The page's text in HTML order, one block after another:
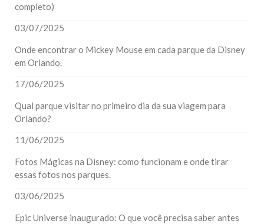
completo)
03/07/2025
Onde encontrar o Mickey Mouse em cada parque da Disney
em Orlando.
17/06/2025
Qual parque visitar no primeiro dia da sua viagem para
Orlando?
11/06/2025
Fotos Mágicas na Disney: como funcionam e onde tirar
essas fotos nos parques.
03/06/2025
Epic Universe inaugurado: O que você precisa saber antes